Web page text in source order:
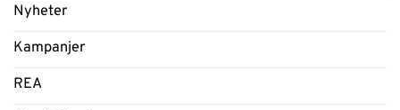
Nyheter
Kampanjer
REA